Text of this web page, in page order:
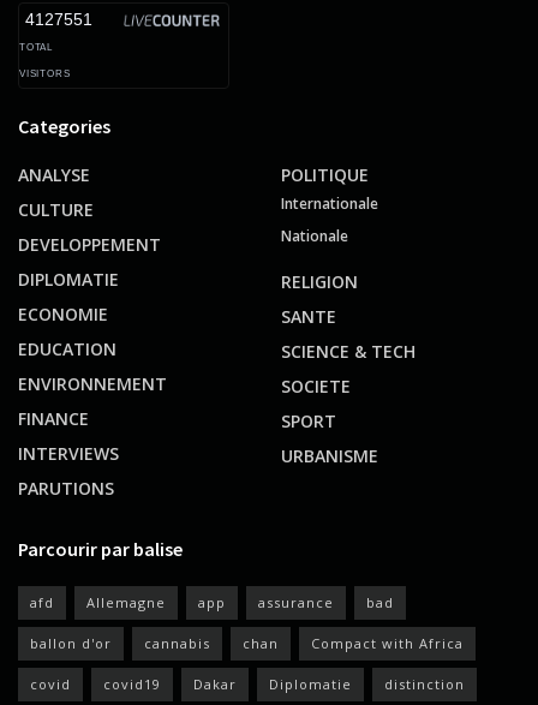
4127551
TOTAL
VISITORS
Categories
ANALYSE
CULTURE
DEVELOPPEMENT
DIPLOMATIE
ECONOMIE
EDUCATION
ENVIRONNEMENT
FINANCE
INTERVIEWS
PARUTIONS
POLITIQUE
Internationale
Nationale
RELIGION
SANTE
SCIENCE & TECH
SOCIETE
SPORT
URBANISME
Parcourir par balise
afd Allemagne app assurance bad
ballon d'or cannabis chan Compact with Africa
covid covid19 Dakar Diplomatie distinction